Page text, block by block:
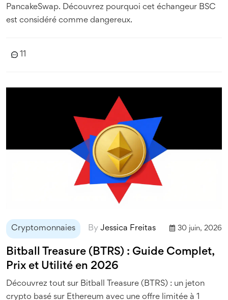
PancakeSwap. Découvrez pourquoi cet échangeur BSC
est considéré comme dangereux.
11
Cryptomonnaies By Jessica Freitas 30 juin, 2026
Bitball Treasure (BTRS) : Guide Complet,
Prix et Utilité en 2026
Découvrez tout sur Bitball Treasure (BTRS) : un jeton
crypto basé sur Ethereum avec une offre limitée à 1